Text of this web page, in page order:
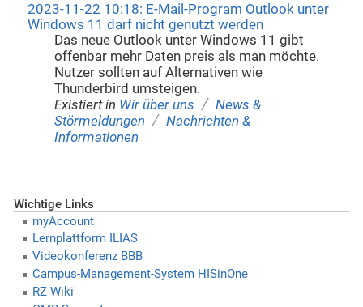
2023-11-22 10:18: E-Mail-Program Outlook unter
Windows 11 darf nicht genutzt werden
Das neue Outlook unter Windows 11 gibt
offenbar mehr Daten preis als man möchte.
Nutzer sollten auf Alternativen wie
Thunderbird umsteigen.
Existiert in Wir über uns / News &
Störmeldungen / Nachrichten &
Informationen
Wichtige Links
myAccount
Lernplattform ILIAS
Videokonferenz BBB
Campus-Management-System HISinOne
RZ-Wiki